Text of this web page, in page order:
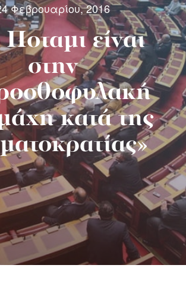
Φεβρουαρίου, 2016
είναι
στην
κατά της